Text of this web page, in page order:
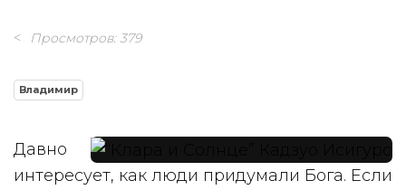
Просмотров: 379
Владимир
Давно
интересует, как люди придумали Бога. Если